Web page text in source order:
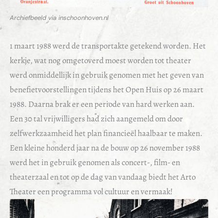
Archiefbeeld via inschoonhoven.nl
1 maart 1988 werd de transportakte getekend worden. Het
kerkje, wat nog omgetoverd moest worden tot theater
werd onmiddellijk in gebruik genomen met het geven van
benefietvoorstellingen tijdens het Open Huis op 26 maart
1988. Daarna brak er een periode van hard werken aan.
Een 30 tal vrijwilligers had zich aangemeld om door
zelfwerkzaamheid het plan financieël haalbaar te maken.
Een kleine honderd jaar na de bouw op 26 november 1988
werd het in gebruik genomen als concert-, film- en
theaterzaal en tot op de dag van vandaag biedt het Arto
Theater een programma vol cultuur en vermaak!